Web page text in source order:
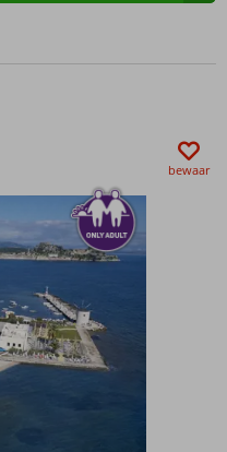
bewaar